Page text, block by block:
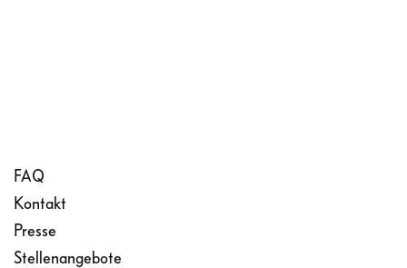
FAQ
Kontakt
Presse
Stellenangebote